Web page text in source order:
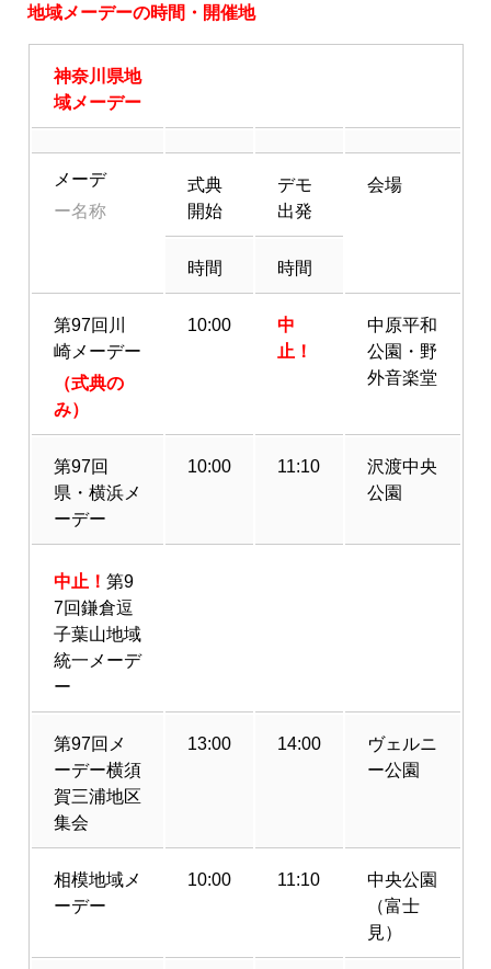
地域メーデーの時間・開催地
神奈川県地
域メーデー
メーデ
ー名称
式典
開始
デモ
出発
会場
時間 時間
第97回川
崎メーデー
（式典の
み）
10:00
中
止！
中原平和
公園・野
外音楽堂
第97回
県・横浜メ
ーデー
10:00 11:10
沢渡中央
公園
中止！ 第9
7回鎌倉逗
子葉山地域
統一メーデ
ー
第97回メ
ーデー横須
賀三浦地区
集会
13:00 14:00
ヴェルニ
ー公園
相模地域メ
ーデー
10:00 11:10
中央公園
（富士
見）